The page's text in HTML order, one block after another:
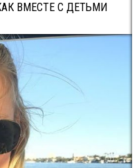
ВМЕСТЕ С ДЕТЬМИ